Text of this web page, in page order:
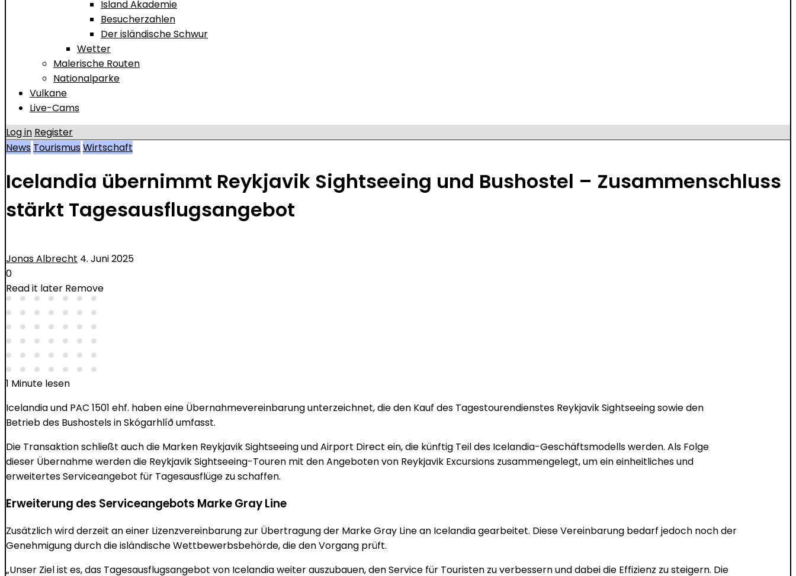
Island Akademie
Besucherzahlen
Der isländische Schwur
Wetter
Malerische Routen
Nationalparke
Vulkane
Live-Cams
Log in Register
News TourismusWirtschaft
Icelandia übernimmt Reykjavik Sightseeing und Bushostel – Zusammenschluss
stärkt Tagesausflugsangebot
Jonas Albrecht 4. Juni 2025
0
Read it later Remove
1 Minute lesen
Icelandia und PAC 1501 ehf. haben eine Übernahmevereinbarung unterzeichnet, die den Kauf des Tagestourendienstes Reykjavik Sightseeing sowie den
Betrieb des Bushostels in Skógarhlíð umfasst.
Die Transaktion schließt auch die Marken Reykjavik Sightseeing und Airport Direct ein, die künftig Teil des Icelandia-Geschäftsmodells werden. Als Folge
dieser Übernahme werden die Reykjavik Sightseeing-Touren mit den Angeboten von Reykjavik Excursions zusammengelegt, um ein einheitliches und
erweitertes Serviceangebot für Tagesausflüge zu schaffen.
Erweiterung des Serviceangebots Marke Gray Line
Zusätzlich wird derzeit an einer Lizenzvereinbarung zur Übertragung der Marke Gray Line an Icelandia gearbeitet. Diese Vereinbarung bedarf jedoch noch der
Genehmigung durch die isländische Wettbewerbsbehörde, die den Vorgang prüft.
„Unser Ziel ist es, das Tagesausflugsangebot von Icelandia weiter auszubauen, den Service für Touristen zu verbessern und dabei die Effizienz zu steigern. Die